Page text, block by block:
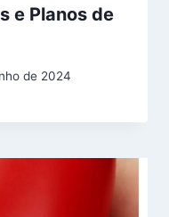
e Planos de
de 2024